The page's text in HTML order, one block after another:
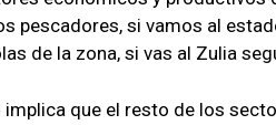
pescadores, si vamos al
de la zona, si vas al Zulia
implica que el resto de los